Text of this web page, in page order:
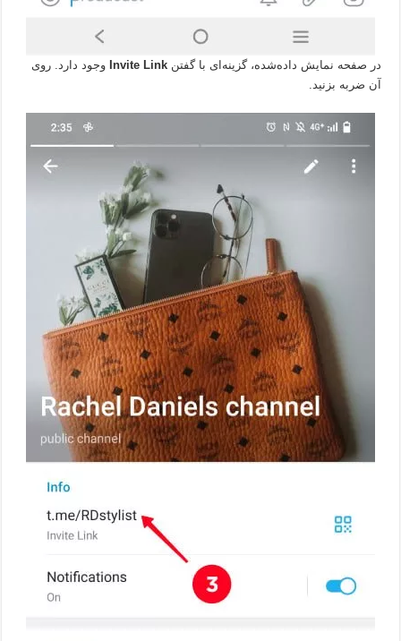
در صفحه نمایش داده‌شده، گزینه‌ای با گفتنInvite Link وجود دارد. روی
آن ضربه بزنید.